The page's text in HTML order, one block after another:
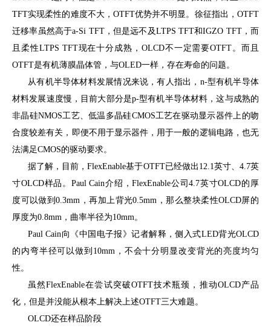
TFT实现柔性的难度不大，OTFT优势并不明显。徐征指出，OTFT
迁移率虽然高于a-Si TFT，但是远不及LTPS TFT和IGZO TFT，而
且柔性LTPS TFT现在十分成熟，OLCD不一定需要OTFT。而且
OTFT是有机薄膜晶体管，与OLED一样，存在寿命的问题。
从有机半导体材料发展情况来说，有人指出，n-型有机半导体
材料发展速度慢，目前大部分是p-型有机半导体材料，这与成熟的
非晶硅NMOS工艺、低温多晶硅CMOS工艺在驱动显示器件上的吻
合度较差有关，即便不用于显示器件，用于一般的逻辑电路，也无
法满足CMOS的驱动要求。
据了解，目前，FlexEnable基于OTFT已经做出12.1英寸、4.7英
寸OLCD样品。Paul Cain介绍，FlexEnable公司4.7英寸OLCD的厚
度可以做到0.3mm，再加上背光0.5mm，那么整块柔性OLCD屏的
厚度为0.8mm，曲率半径为10mm。
Paul Cain向《中国电子报》记者解释，侧入式LED背光OLCD
的内弯半径可以做到10mm，不会十分明显改变背光的亮度均匀
性。
虽然FlexEnable在尝试突破OTFT技术瓶颈，推动OLCD产品
化，但是并没能从根本上解决上述OTFT三大难题。
OLCD还在样品阶段